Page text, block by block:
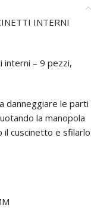
INTERNI
– 9 pezzi,
danneggiare le parti
la manopola
il cuscinetto e sfilarlo